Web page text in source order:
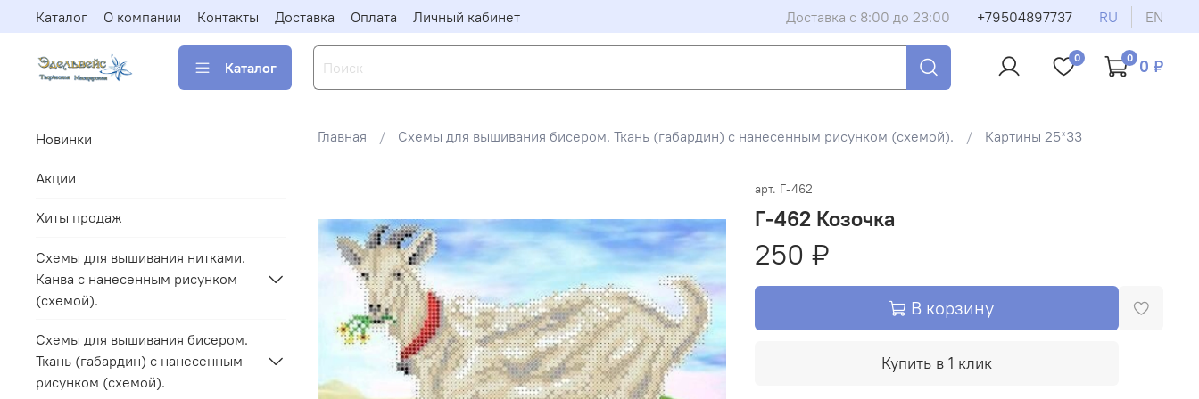
Каталог О компании Контакты Доставка Оплата Личный кабинет Доставка с 8:00 до 23:00 +79504897737 RU EN
Каталог
0 0 0 ₽
Главная Схемы для вышивания бисером. Ткань (габардин) с нанесенным рисунком (схемой). Картины 25*33
арт. Г-462
Г-462 Козочка
250 ₽
В корзину
Купить в 1 клик
Новинки
Акции
Хиты продаж
Схемы для вышивания нитками.
Канва с нанесенным рисунком
(схемой).
Схемы для вышивания бисером.
Ткань (габардин) с нанесенным
рисунком (схемой).